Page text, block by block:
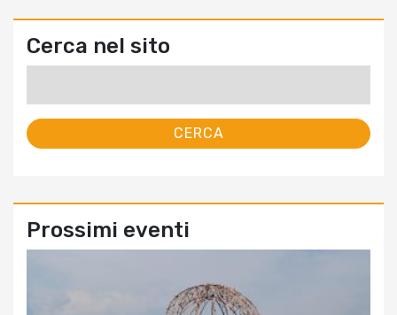
Cerca nel sito
Prossimi eventi